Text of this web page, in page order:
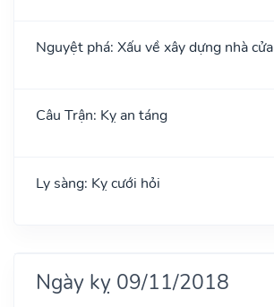
Nguyệt phá: Xấu về xây dựng nhà cửa
Câu Trận: Kỵ an táng
Ly sàng: Kỵ cưới hỏi
Ngày kỵ 09/11/2018